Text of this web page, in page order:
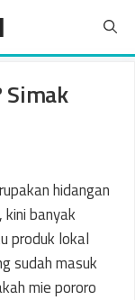
Simak
hidangan
banyak
produk lokal
sudah masuk
mie pororo